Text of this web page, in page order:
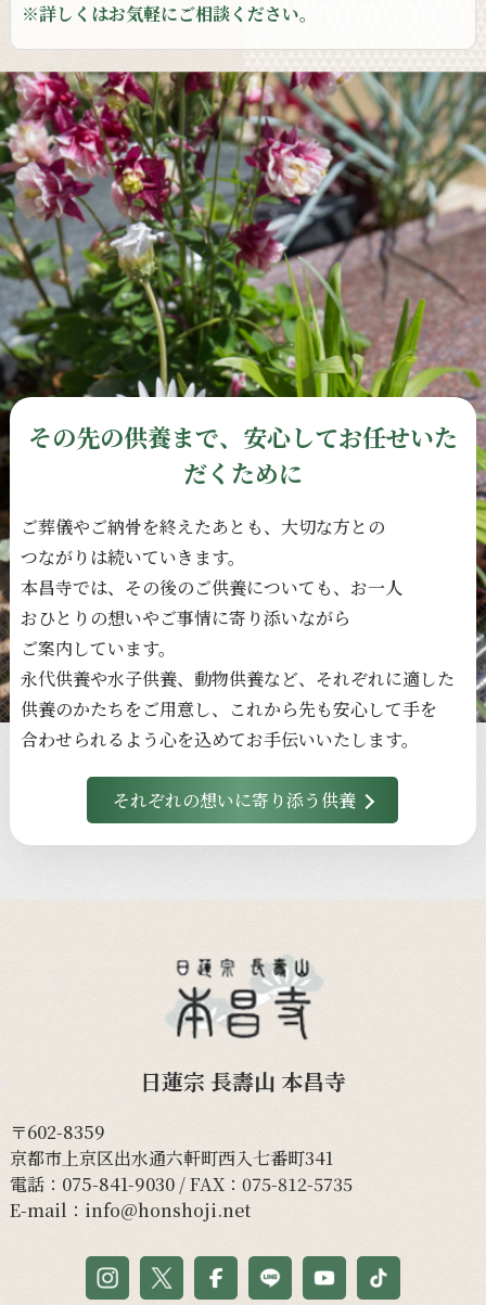
※詳しくはお気軽にご相談ください。
その先の供養まで、安心してお任せいた
だくために
ご葬儀やご納骨を終えたあとも、 大切な方との
つながりは続いていきます。
本昌寺では、 その後のご供養についても、 お一人
おひとりの想いやご事情に寄り添いながら
ご案内しています。
永代供養や水子供養、 動物供養など、 それぞれに適した
供養のかたちをご用意し、 これから先も安心して手を
合わせられるよう心を込めてお手伝いいたします。
それぞれの想いに寄り添う供養
日蓮宗 長壽山 本昌寺
〒602-8359
京都市上京区出水通六軒町西入七番町341
電話： 075-841-9030/ FAX：075-812-5735
E-mail： info@honshoji.net